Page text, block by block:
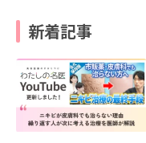
新着記事